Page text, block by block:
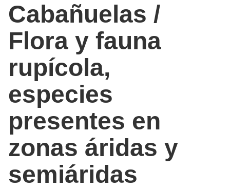
Cabañuelas /
Flora y fauna
rupícola,
especies
presentes en
zonas áridas y
semiáridas